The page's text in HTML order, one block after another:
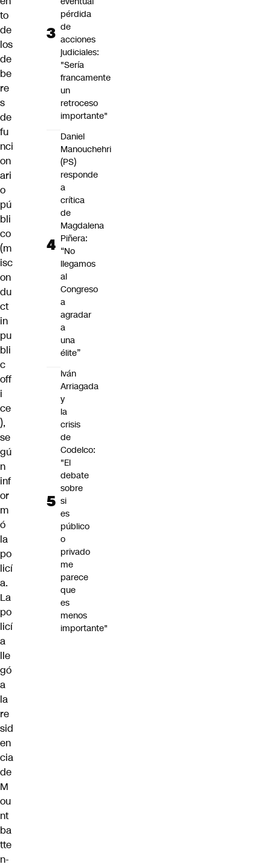
to
de
los
de
be
re
s
de
fu
nci
on
ari
o
pú
bli
co
(m
isc
on
du
ct
in
pu
bli
c
off
i
ce
),
se
gú
n
inf
or
m
ó
la
po
licí
a.
La
po
licí
a
lle
gó
a
la
re
sid
en
cia
de
M
ou
nt
ba
tte
n-
pérdida
de
acciones
judiciales:
"Sería
francamente
un
retroceso
importante"
Daniel
Manouchehri
(PS)
responde
a
crítica
de
Magdalena
Piñera:
“No
llegamos
al
Congreso
a
agradar
a
una
élite”
Iván
Arriagada
y
la
crisis
de
Codelco:
"El
debate
sobre
si
es
público
o
privado
me
parece
que
es
menos
importante"